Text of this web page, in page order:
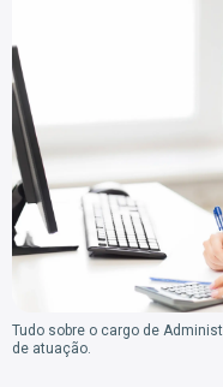
Tudo sobre o cargo de
de atuação.